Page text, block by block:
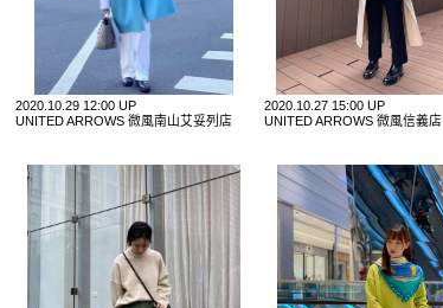
2020.10.29 12:00 UP
UNITED ARROWS 微風南山艾妥列店
2020.10.27 15:00 UP
UNITED ARROWS 微風信義店